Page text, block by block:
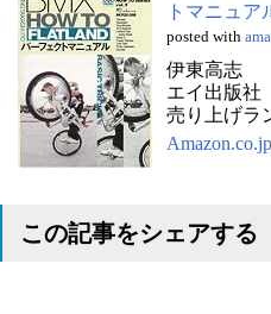
トマニュ
posted with
伊東高志
エイ出版社
売り上げラ
この記事をシェアする